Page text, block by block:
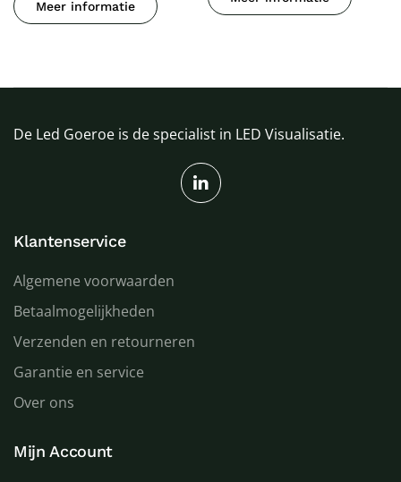
Meer informatie
De Led Goeroe is de specialist in LED Visualisatie.
Klantenservice
Algemene voorwaarden
Betaalmogelijkheden
Verzenden en retourneren
Garantie en service
Over ons
Mijn Account